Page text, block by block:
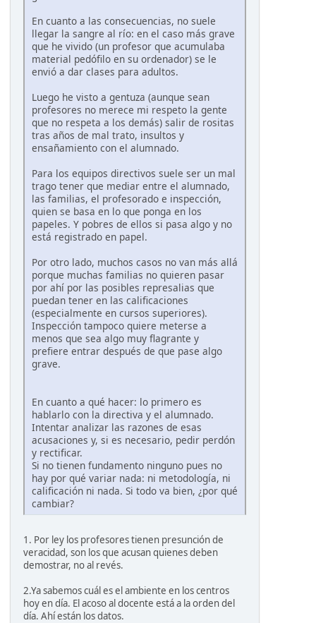
En cuanto a las consecuencias, no suele
llegar la sangre al río: en el caso más grave
que he vivido (un profesor que acumulaba
material pedófilo en su ordenador) se le
envió a dar clases para adultos.
Luego he visto a gentuza (aunque sean
profesores no merece mi respeto la gente
que no respeta a los demás) salir de rositas
tras años de mal trato, insultos y
ensañamiento con el alumnado.
Para los equipos directivos suele ser un mal
trago tener que mediar entre el alumnado,
las familias, el profesorado e inspección,
quien se basa en lo que ponga en los
papeles. Y pobres de ellos si pasa algo y no
está registrado en papel.
Por otro lado, muchos casos no van más allá
porque muchas familias no quieren pasar
por ahí por las posibles represalias que
puedan tener en las calificaciones
(especialmente en cursos superiores).
Inspección tampoco quiere meterse a
menos que sea algo muy flagrante y
prefiere entrar después de que pase algo
grave.
En cuanto a qué hacer: lo primero es
hablarlo con la directiva y el alumnado.
Intentar analizar las razones de esas
acusaciones y, si es necesario, pedir perdón
y rectificar.
Si no tienen fundamento ninguno pues no
hay por qué variar nada: ni metodología, ni
calificación ni nada. Si todo va bien, ¿por qué
cambiar?
1. Por ley los profesores tienen presunción de
veracidad, son los que acusan quienes deben
demostrar, no al revés.
2.Ya sabemos cuál es el ambiente en los centros
hoy en día. El acoso al docente está a la orden del
día. Ahí están los datos.